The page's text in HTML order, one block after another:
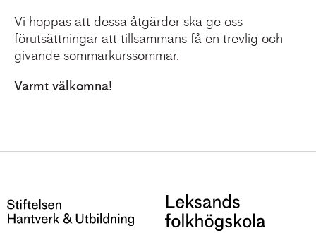
Vi hoppas att dessa åtgärder ska ge oss
förutsättningar att tillsammans få en trevlig och
givande sommarkurssommar.
Varmt välkomna!